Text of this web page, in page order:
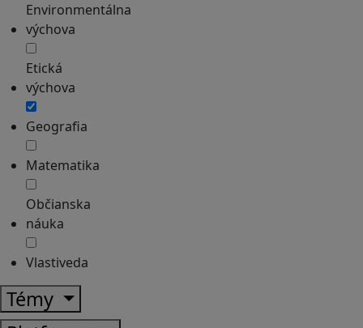
Environmentálna
výchova
Etická
výchova
Geografia
Matematika
Občianska
náuka
Vlastiveda
Témy